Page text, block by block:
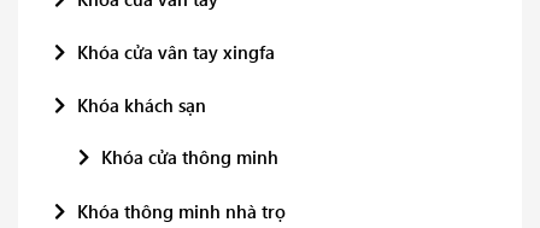
Khóa cửa vân tay xingfa
Khóa khách sạn
Khóa cửa thông minh
Khóa thông minh nhà trọ